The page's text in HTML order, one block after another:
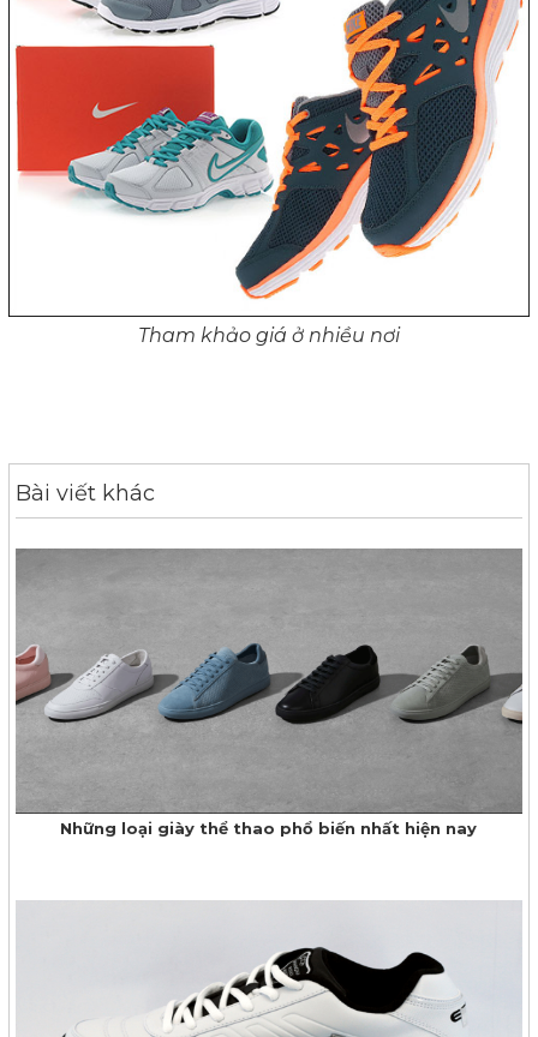
Tham khảo giá ở nhiều nơi
Bài viết khác
Những loại giày thể thao phổ biến nhất hiện nay